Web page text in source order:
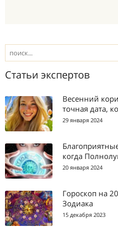
Статьи экспертов
Весенний
точная дата,
29 января 2024
когда
20 января 2024
Гороскоп на
Зодиака
15 декабря 2023